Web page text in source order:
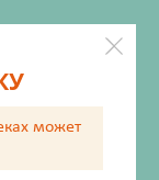
может